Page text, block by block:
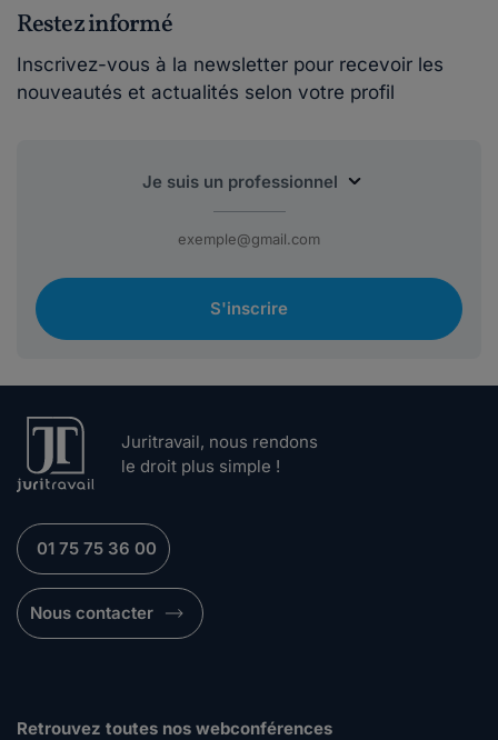
Restez informé
Inscrivez-vous à la newsletter pour recevoir les
nouveautés et actualités selon votre profil
S'inscrire
Juritravail, nous rendons
le droit plus simple !
01 75 75 36 00
Nous contacter
Retrouvez toutes nos webconférences